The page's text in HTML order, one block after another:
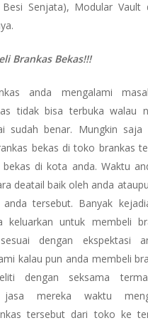
Besi Senjata), Modular Vault
Brankas Bekas!!!
anda mengalami
tidak bisa terbuka walau
sudah benar. Mungkin saja
bekas di toko brankas
di kota anda. Waktu
deatail baik oleh anda
tersebut. Banyak
keluarkan untuk membeli
dengan ekspektasi
kalau pun anda membeli
dengan seksama
jasa mereka waktu
tersebut dari toko ke